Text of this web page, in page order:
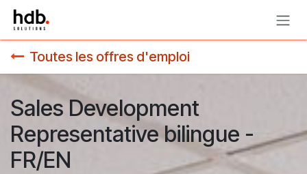
Se rendre au contenu
Toutes les offres d'emploi
Sales Development
Representative bilingue -
FR/EN